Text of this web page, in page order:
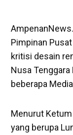
Pimpinan
kritisi desain
Nusa
beberapa
Menurut Ketum
yang berupa